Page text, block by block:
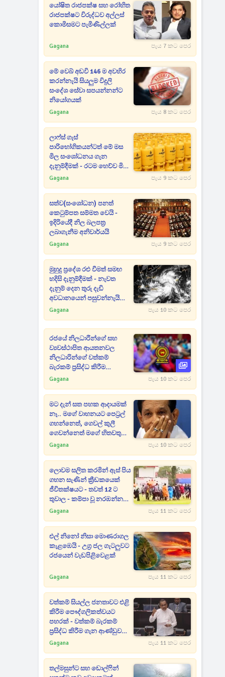
යෝෂිත රාජපක්ෂ සහ රෝහිත
රාජපක්ෂට විරුද්ධව අල්ලස්
කොමිසමට පැමිණිල්ලක්
Gagana පැය 7 කට පෙර
මේ වෙබ් අඩවි 146 ම අවහිර
කරන්නැයි සියලුම විදුලි
සංදේශ සේවා සපයන්නන්ට
නියෝගයක්
Gagana පැය 8 කට පෙර
ලාෆ්ස් ගැස්
පාරිභෝගිකයන්ටත් මේ මස
මිල සංශෝධනය ගැන
දැනුම්දීමක් - රටම හෙව්ව මිල
ගණන් මෙන්න
Gagana පැය 9 කට පෙර
සත්ව(සංශෝධන) පනත්
කෙටුම්පත සම්මත වෙයි -
ඉදිරියේදී නිල බලපත්‍ර
ලබාගැනීම අනිවාර්යයි
Gagana පැය 9 කට පෙර
මුහුදු ප්‍රදේශ රළු වීමත් සමඟ
හදිසි දැනුම්දීමක් - නැවත
දැනුම් දෙන තුරු දැඩි
අවධානයෙන් පසුවන්නැයි
දන්වයි
Gagana පැය 10 කට පෙර
රජයේ නිලධාරීන්ගේ සහ
ව්‍යවස්ථාපිත ආයතනවල
නිලධාරින්ගේ වත්කම්
බැරකම් ප්‍රසිද්ධ කිරීම
සම්බන්ධයෙන් සංශෝධනයක්
Gagana පැය 10 කට පෙර
මට දැන් සත පහක ආදායමක්
නෑ.. මගේ වාහනයට පෙට්‍රල්
ගහන්නෙත්, ගෙවල් කුලී
ගෙවන්නෙත් මගේ හිතවතුන්
- දේශපාලනේට ආවැයින් වූ
Gagana පැය 10 කට පෙර
ලොවම සලිත කරමින් ඇස් පිය
ගහන සැණින් ක්‍රීඩකයෙක්
ජීවිතක්ෂයට - තවත් 12 ට
තුවාල - කම්පා වූ නරඹන්නන්
සියලු දෙනා පිටියට දුවන් එයි
Gagana පැය 11 කට පෙර
එල් නිනෝ නිසා මොණරාගල
කැළඹෙයි - උග්‍ර ජල ගැටලුවට
රජයෙන් වැඩපිළිවෙළක්
Gagana පැය 11 කට පෙර
වත්කම් සියල්ල ජනතාවට එළි
කිරීම පෞද්ගලිකත්වයට
පහරක් - වත්කම් බැරකම්
ප්‍රසිද්ධ කිරීම ගැන ආණ්ඩුව
ගන්න යන අලුත්ම තීරණය
Gagana පැය 11 කට පෙර
තල්මසුන්ට සහ ඩොල්ෆින්